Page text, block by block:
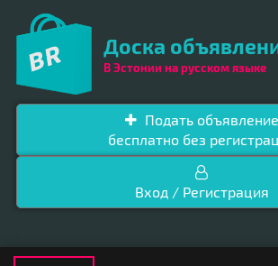
Доска
В Эстонии на русском языке
Подать объявление
бесплатно без
Вход / Регистрация